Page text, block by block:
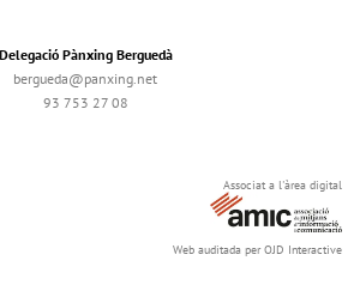
Delegació Pànxing Berguedà
bergueda@panxing.net
93 753 27 08
Associat a l'àrea digital
Web auditada per OJD Interactive